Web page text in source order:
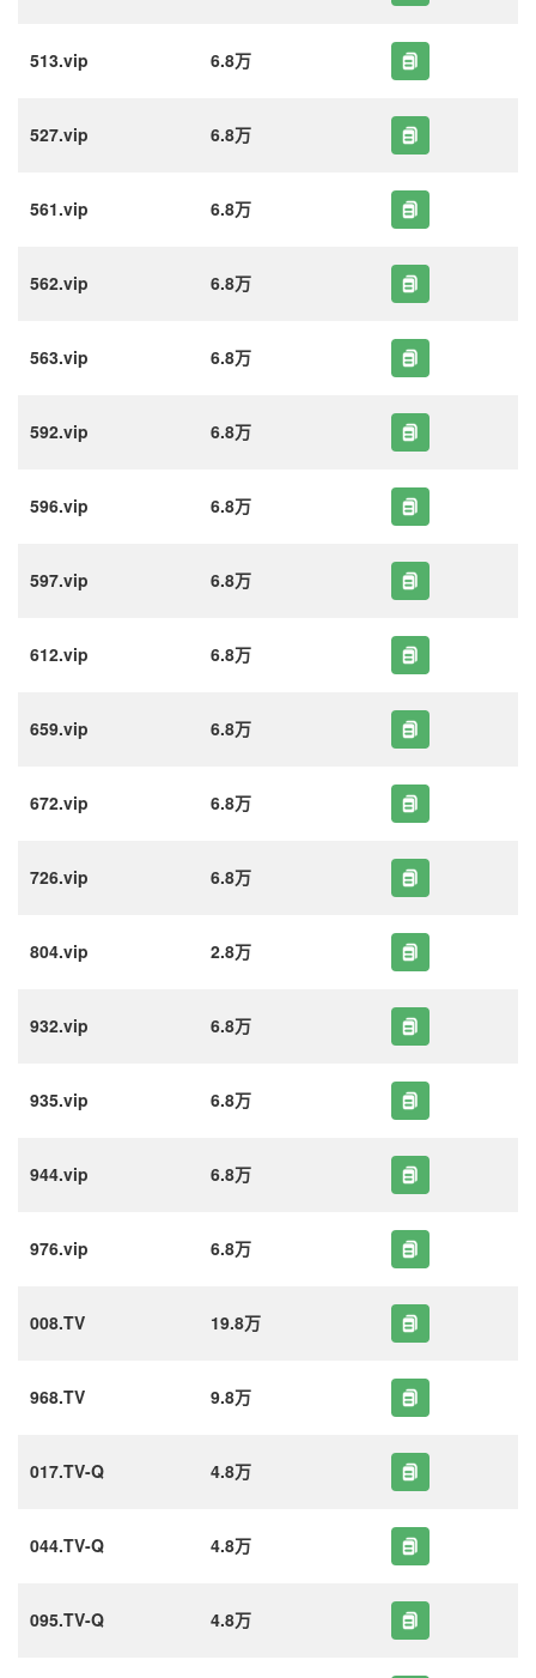
513.vip 6.8万
527.vip 6.8万
561.vip 6.8万
562.vip 6.8万
563.vip 6.8万
592.vip 6.8万
596.vip 6.8万
597.vip 6.8万
612.vip 6.8万
659.vip 6.8万
672.vip 6.8万
726.vip 6.8万
804.vip 2.8万
932.vip 6.8万
935.vip 6.8万
944.vip 6.8万
976.vip 6.8万
008.TV 19.8万
968.TV 9.8万
017.TV-Q 4.8万
044.TV-Q 4.8万
095.TV-Q 4.8万